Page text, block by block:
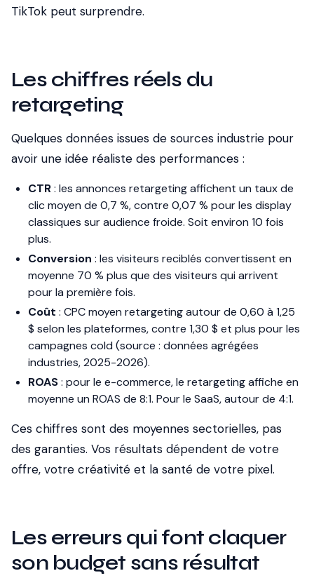
TikTok peut surprendre.
Les chiffres réels du
retargeting
Quelques données issues de sources industrie pour
avoir une idée réaliste des performances :
CTR: les annonces retargeting affichent un taux de
clic moyen de 0,7 %, contre 0,07 % pour les display
classiques sur audience froide. Soit environ 10 fois
plus.
Conversion : les visiteurs reciblés convertissent en
moyenne 70 % plus que des visiteurs qui arrivent
pour la première fois.
Coût : CPC moyen retargeting autour de 0,60 à 1,25
$ selon les plateformes, contre 1,30 $ et plus pour les
campagnes cold (source : données agrégées
industries, 2025-2026).
ROAS: pour le e-commerce, le retargeting affiche en
moyenne un ROAS de 8:1. Pour le SaaS, autour de 4:1.
Ces chiffres sont des moyennes sectorielles, pas
des garanties. Vos résultats dépendent de votre
offre, votre créativité et la santé de votre pixel.
Les erreurs qui font claquer
son budget sans résultat